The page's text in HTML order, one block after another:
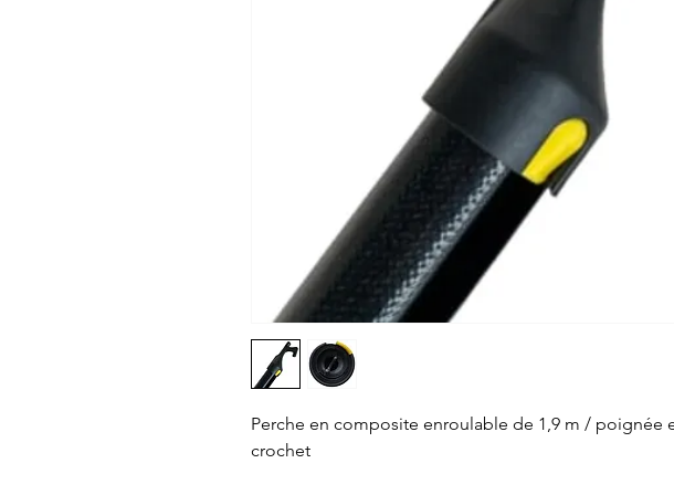
Perche en composite enroulable de 1,9 m / poignée
crochet